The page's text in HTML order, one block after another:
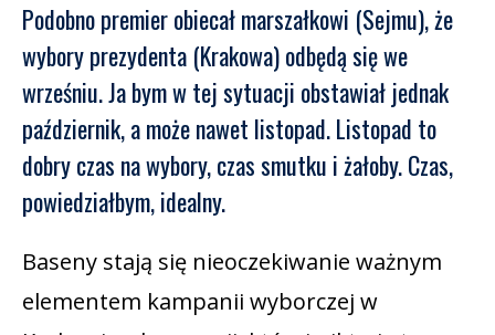
Podobno premier obiecał marszałkowi (Sejmu), że
wybory prezydenta (Krakowa) odbędą się we
wrześniu. Ja bym w tej sytuacji obstawiał jednak
październik, a może nawet listopad. Listopad to
dobry czas na wybory, czas smutku i żałoby. Czas,
powiedziałbym, idealny.
Baseny stają się nieoczekiwanie ważnym
elementem kampanii wyborczej w